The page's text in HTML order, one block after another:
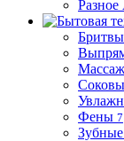
Разное
Бритвы
Фены 7